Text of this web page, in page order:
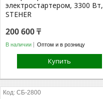
электростартером, 3300 Вт,
STEHER
200 600 ₸
В наличии Оптом и в розницу
Купить
СБ-2800